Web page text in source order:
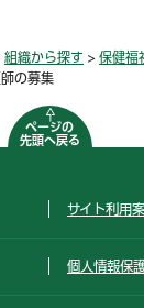
組織から探す > 保健福
の募集
ページの
先頭へ戻る
サイト利用
個人情報保